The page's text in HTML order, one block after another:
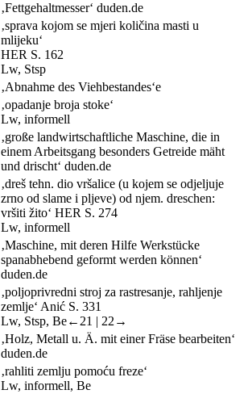
‚Fettgehaltmesser‘ duden.de
‚sprava kojom se mjeri količina masti u
mlijeku‘
HER S. 162
Lw, Stsp
‚Abnahme des Viehbestandes‘e
‚opadanje broja stoke‘
Lw, informell
‚große landwirtschaftliche Maschine, die in
einem Arbeitsgang besonders Getreide mäht
und drischt‘ duden.de
‚dreš tehn. dio vršalice (u kojem se odjeljuje
zrno od slame i pljeve) od njem. dreschen:
vršiti žito‘ HER S. 274
Lw, informell
‚Maschine, mit deren Hilfe Werkstücke
spanabhebend geformt werden können‘
duden.de
‚poljoprivredni stroj za rastresanje, rahljenje
zemlje‘ Anić S. 331
Lw, Stsp, Be←21 | 22→
‚Holz, Metall u. Ä. mit einer Fräse bearbeiten‘
duden.de
‚rahliti zemlju pomoću freze‘
Lw, informell, Be